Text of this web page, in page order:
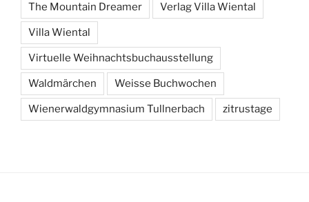
The Mountain Dreamer Verlag Villa Wiental
Villa Wiental
Virtuelle Weihnachtsbuchausstellung
Waldmärchen Weisse Buchwochen
Wienerwaldgymnasium Tullnerbach zitrustage